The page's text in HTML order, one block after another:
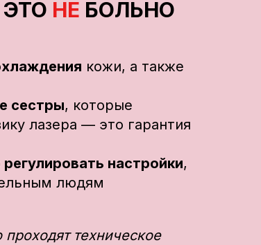
НЕ БОЛЬНО
кожи, а также
сестры, которые
лазера — это гарантия
настройки,
людям
техническое